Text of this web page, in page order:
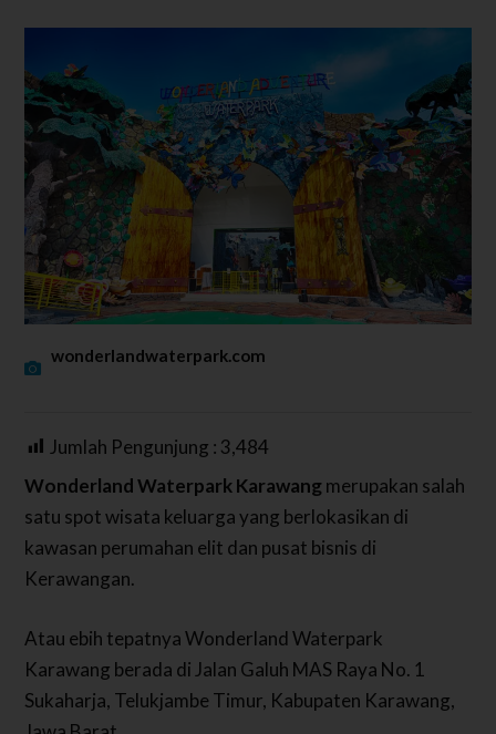
wonderlandwaterpark.com
Jumlah Pengunjung : 3,484
Wonderland Waterpark Karawangmerupakan salah
satu spot wisata keluarga yang berlokasikan di
kawasan perumahan elit dan pusat bisnis di
Kerawangan.
Atau ebih tepatnya Wonderland Waterpark
Karawang berada di Jalan Galuh MAS Raya No. 1
Sukaharja, Telukjambe Timur, Kabupaten Karawang,